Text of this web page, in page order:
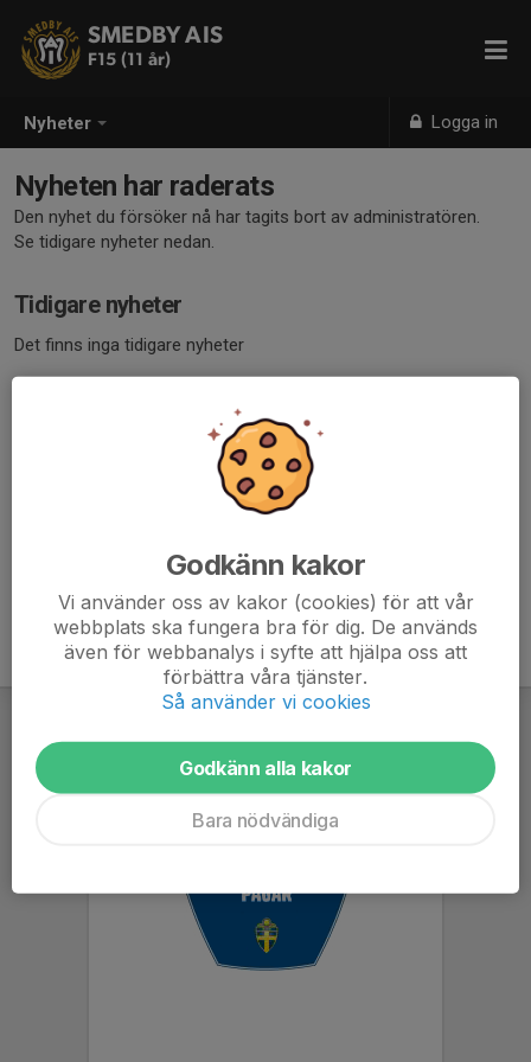
Nyheter Logga in
SMEDBY AIS
F15 (11 år)
Nyheten har raderats
Den nyhet du försöker nå har tagits bort av administratören.
Se tidigare nyheter nedan.
Tidigare nyheter
Det finns inga tidigare nyheter
Godkänn kakor
Vi använder oss av kakor (cookies) för att vår
webbplats ska fungera bra för dig. De används
även för webbanalys i syfte att hjälpa oss att
förbättra våra tjänster.
Så använder vi cookies
Godkänn alla kakor
Bara nödvändiga